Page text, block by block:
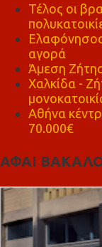
Τέλος οι
αγορά
Άμεση
Χαλκίδα -
Αθήνα
70.000€
ΑΦΑΙ